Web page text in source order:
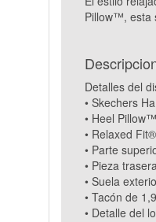
Pillow™, esta
Detalles del
• Skechers
• Heel
• Relaxed
• Parte
• Pieza
• Suela
• Tacón de
• Detalle del